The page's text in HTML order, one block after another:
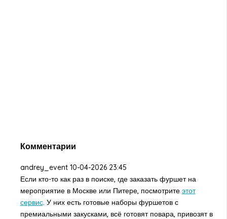
Комментарии
andrey_event 10-04-2026 23:45
Если кто-то как раз в поиске, где заказать фуршет на
мероприятие в Москве или Питере, посмотрите этот
сервис. У них есть готовые наборы фуршетов с
премиальными закусками, всё готовят повара, привозят в